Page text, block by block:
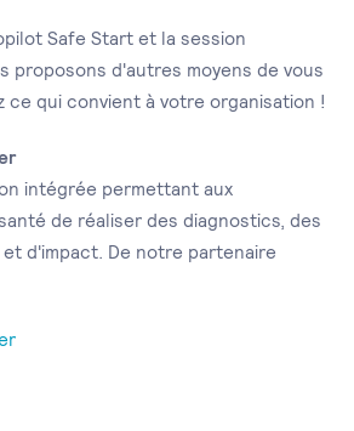
Safe Start et la session
proposons d'autres moyens de vous
ce qui convient à votre organisation !
intégrée permettant aux
de réaliser des diagnostics, des
d'impact. De notre partenaire